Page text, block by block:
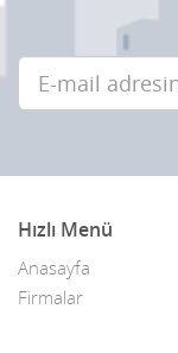
Hızlı Menü
Anasayfa
Firmalar